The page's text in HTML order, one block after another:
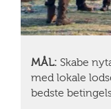
MÅL: Skabe
med lokale
bedste